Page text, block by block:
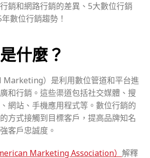
銷和網路行銷的差異、5大數位行銷
數位行銷趨勢！
什麼？
）是利用數位管道和平台進
和行銷。這些渠道包括社交媒體、搜
網站、手機應用程式等。數位行銷的
方式接觸到目標客戶，提高品牌知名
客戶忠誠度。
Marketing Association） 解釋